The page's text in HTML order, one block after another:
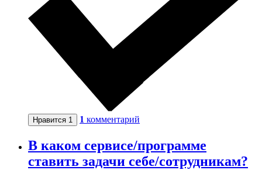
Нравится 1 1 комментарий
В каком сервисе/программе
ставить задачи себе/сотрудникам?